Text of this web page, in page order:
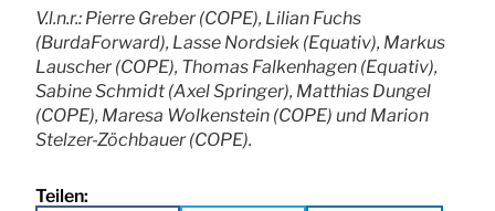
V.l.n.r.: Pierre Greber (COPE), Lilian Fuchs
(BurdaForward), Lasse Nordsiek (Equativ), Markus
Lauscher (COPE), Thomas Falkenhagen (Equativ),
Sabine Schmidt (Axel Springer), Matthias Dungel
(COPE), Maresa Wolkenstein (COPE) und Marion
Stelzer-Zöchbauer (COPE).
Teilen: